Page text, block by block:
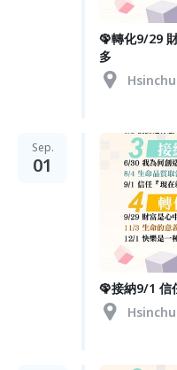
🦚轉化9/29
多
Sep.
01
🦚接納9/1 信